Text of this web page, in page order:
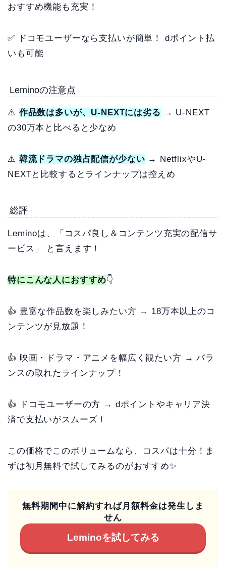
おすすめ機能も充実！
✅ ドコモユーザーなら支払いが簡単！ dポイント払
いも可能
Leminoの注意点
⚠️ 作品数は多いが、U-NEXTには劣る → U-NEXT
の30万本と比べると少なめ
⚠️ 韓流ドラマの独占配信が少ない → NetflixやU-
NEXTと比較するとラインナップは控えめ
総評
Leminoは、「コスパ良し＆コンテンツ充実の配信サ
ービス」 と言えます！
特にこんな人におすすめ👇
👍 豊富な作品数を楽しみたい方 → 18万本以上のコ
ンテンツが見放題！
👍 映画・ドラマ・アニメを幅広く観たい方 → バラ
ンスの取れたラインナップ！
👍 ドコモユーザーの方 → dポイントやキャリア決
済で支払いがスムーズ！
この価格でこのボリュームなら、コスパは十分！ま
ずは初月無料で試してみるのがおすすめ✨
無料期間中に解約すれば月額料金は発生しま
せん
Leminoを試してみる